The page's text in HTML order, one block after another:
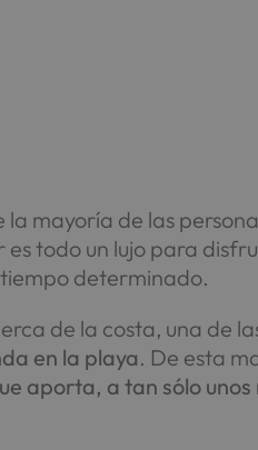
mayoría de las
todo un lujo para
determinado.
de la costa, una de
en la playa. De esta
aporta, a tan sólo unos